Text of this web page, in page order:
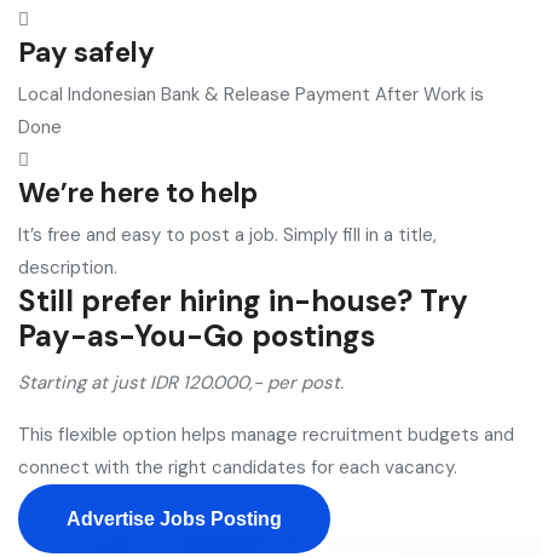
Pay safely
Local Indonesian Bank & Release Payment After Work is
Done
We’re here to help
It’s free and easy to post a job. Simply fill in a title,
description.
Still prefer hiring in-house? Try
Pay-as-You-Go postings​
Starting at just IDR 120.000,- per post.
This flexible option helps manage recruitment budgets and
connect with the right candidates for each vacancy.
Advertise Jobs Posting